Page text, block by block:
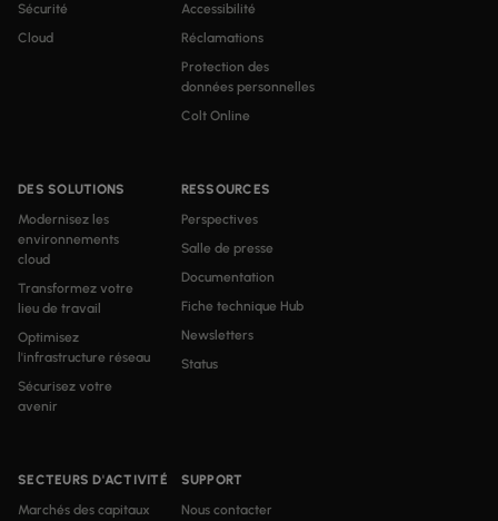
Sécurité
Cloud
DES SOLUTIONS
Modernisez les
environnements
cloud
Transformez votre
lieu de travail
Optimisez
l'infrastructure réseau
Sécurisez votre
avenir
SECTEURS D'ACTIVITÉ
Marchés des capitaux
RESSOURCES
Perspectives
Salle de presse
Documentation
Fiche technique Hub
Newsletters
Status
Accessibilité
Réclamations
Protection des
données personnelles
Colt Online
SUPPORT
Nous contacter